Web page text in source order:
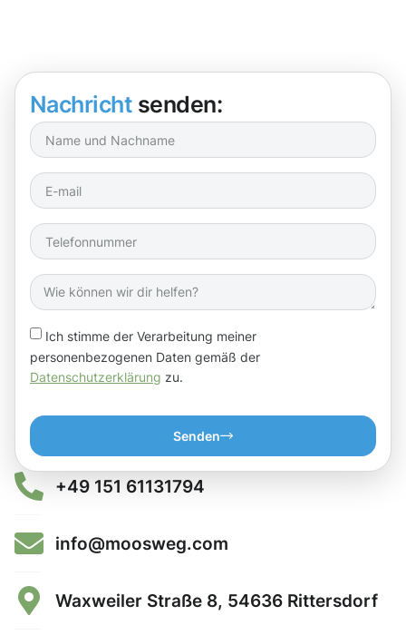
Nachricht senden:
Ich stimme der Verarbeitung meiner
personenbezogenen Daten gemäß der
Datenschutzerklärung zu.
Senden
+49 151 61131794
info@moosweg.com
Waxweiler Straße 8, 54636 Rittersdorf